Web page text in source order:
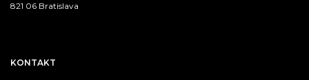
821 06 Bratislava
KONTAKT